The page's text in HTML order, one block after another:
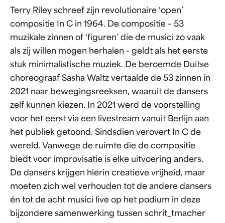
Terry Riley schreef zijn revolutionaire ‘open’
compositie In C in 1964. De compositie – 53
muzikale zinnen of ‘figuren’ die de musici zo vaak
als zij willen mogen herhalen - geldt als het eerste
stuk minimalistische muziek. De beroemde Duitse
choreograaf Sasha Waltz vertaalde de 53 zinnen in
2021 naar bewegingsreeksen, waaruit de dansers
zelf kunnen kiezen. In 2021 werd de voorstelling
voor het eerst via een livestream vanuit Berlijn aan
het publiek getoond. Sindsdien verovert In C de
wereld. Vanwege de ruimte die de compositie
biedt voor improvisatie is elke uitvoering anders.
De dansers krijgen hierin creatieve vrijheid, maar
moeten zich wel verhouden tot de andere dansers
én tot de acht musici live op het podium in deze
bijzondere samenwerking tussen schrit_tmacher